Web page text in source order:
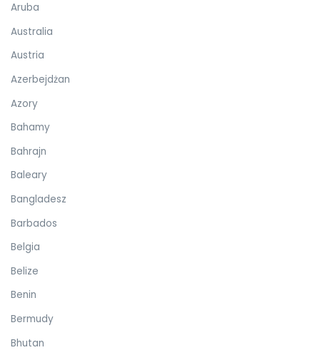
Aruba
Australia
Austria
Azerbejdżan
Azory
Bahamy
Bahrajn
Baleary
Bangladesz
Barbados
Belgia
Belize
Benin
Bermudy
Bhutan